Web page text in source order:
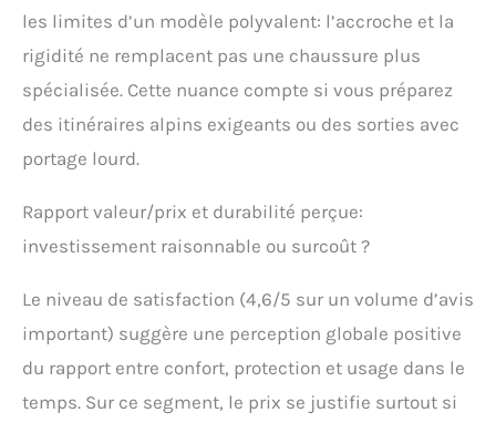
les limites d’un modèle polyvalent: l’accroche et la
rigidité ne remplacent pas une chaussure plus
spécialisée. Cette nuance compte si vous préparez
des itinéraires alpins exigeants ou des sorties avec
portage lourd.
Rapport valeur/prix et durabilité perçue:
investissement raisonnable ou surcoût ?
Le niveau de satisfaction (4,6/5 sur un volume d’avis
important) suggère une perception globale positive
du rapport entre confort, protection et usage dans le
temps. Sur ce segment, le prix se justifie surtout si